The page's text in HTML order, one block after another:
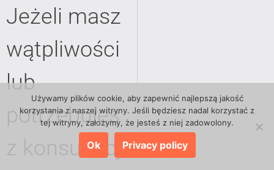
Jeżeli masz
wątpliwości
lub
potrzebujes
z konsultacji
Używamy plików cookie, aby zapewnić najlepszą jakość
korzystania z naszej witryny. Jeśli będziesz nadal korzystać z
tej witryny, założymy, że jesteś z niej zadowolony.
Ok Privacy policy